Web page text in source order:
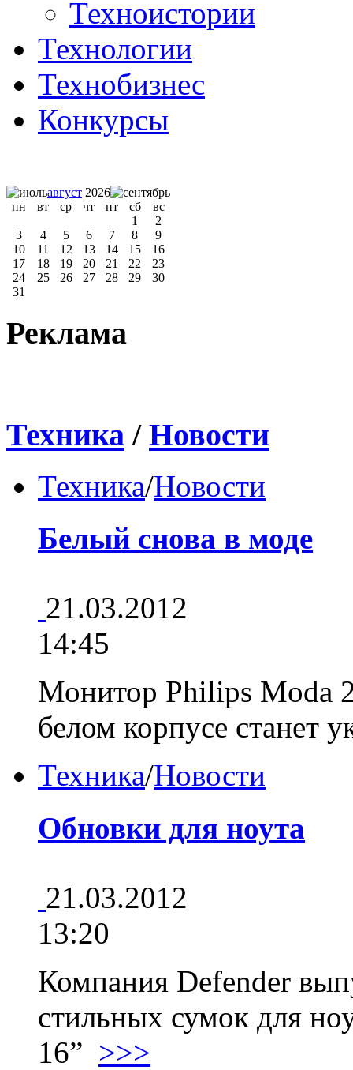
Техноистории
Технологии
Технобизнес
Конкурсы
август 2026
пн
вт ср чт пт сб
вс
1
2
3
4 5 6 7 8
9
10
11 12 13 14 15
16
17
18 19 20 21 22
23
24
25 26 27 28 29
30
31
Реклама
Техника / Новости
Техника/Новости
Белый снова в моде
21.03.2012
14:45
Монитор Philips Moda
белом корпусе станет
Техника/Новости
Обновки для ноута
21.03.2012
13:20
Компания Defender
стильных сумок для
16” >>>